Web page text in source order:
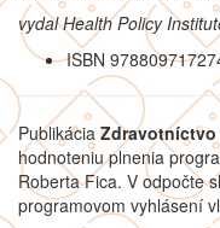
vydal Health Policy
ISBN
Publikácia
hodnoteniu plnenia
Roberta Fica. V odpočte
programovom vyhlásení